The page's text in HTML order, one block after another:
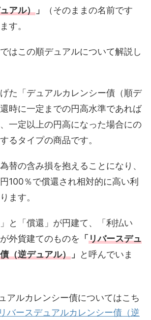
アル） 」
（そのままの名前です
す。
はこの順デュアルについて解説し
た「デュアルカレンシー債（順デ
時に一定までの円高水準であれば
一定以上の円高になった場合にの
るタイプの商品です。
替の含み損を抱えることになり、
100％で償還され相対的に高い利
ます。
と「償還」が円建て、「利払い
外貨建てのものを 「 リバースデュ
（逆デュアル） 」
と呼んでいま
アルカレンシー債についてはこち
リバースデュアルカレンシー債（逆